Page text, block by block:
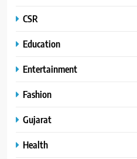
CSR
Education
Entertainment
Fashion
Gujarat
Health